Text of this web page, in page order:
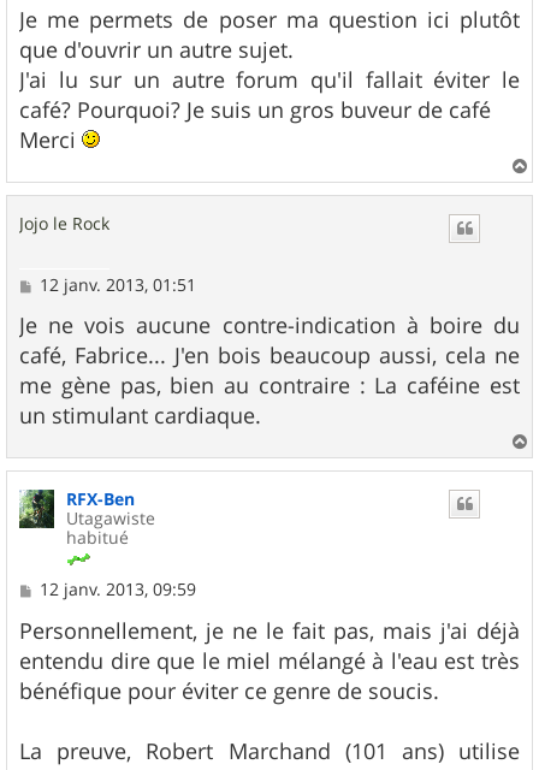
g
e
Je me permets de poser ma question ici plutôt
que d'ouvrir un autre sujet.
J'ai lu sur un autre forum qu'il fallait éviter le
café? Pourquoi? Je suis un gros buveur de café
Merci
a
Jojo le Rock
M
s
s
a
g
e
12 janv. 2013, 01:51
Je ne vois aucune contre-indication à boire du
café, Fabrice... J'en bois beaucoup aussi, cela ne
me gène pas, bien au contraire : La caféine est
un stimulant cardiaque.
a
RFX-Ben
Utagawiste
habitué
M
s
s
a
g
e
12 janv. 2013, 09:59
Personnellement, je ne le fait pas, mais j'ai déjà
entendu dire que le miel mélangé à l'eau est très
bénéfique pour éviter ce genre de soucis.
La preuve, Robert Marchand (101 ans) utilise